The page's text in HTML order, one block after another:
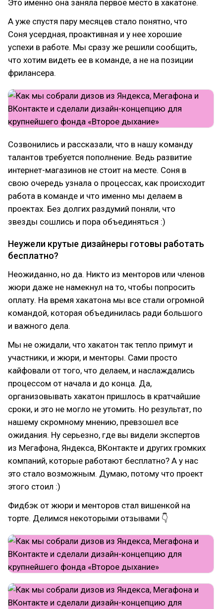
Это именно она заняла первое место в хакатоне.
А уже спустя пару месяцев стало понятно, что
Соня усердная, проактивная и у нее хорошие
успехи в работе. Мы сразу же решили сообщить,
что хотим видеть ее в команде, а не на позиции
фрилансера.
Созвонились и рассказали, что в нашу команду
талантов требуется пополнение. Ведь развитие
интернет-магазинов не стоит на месте. Соня в
свою очередь узнала о процессах, как происходит
работа в команде и что именно мы делаем в
проектах. Без долгих раздумий поняли, что
звезды сошлись и пора объединяться :)
Неужели крутые дизайнеры готовы работать
бесплатно?
Неожиданно, но да. Никто из менторов или членов
жюри даже не намекнул на то, чтобы попросить
оплату. На время хакатона мы все стали огромной
командой, которая объединилась ради большого
и важного дела.
Мы не ожидали, что хакатон так тепло примут и
участники, и жюри, и менторы. Сами просто
кайфовали от того, что делаем, и наслаждались
процессом от начала и до конца. Да,
организовывать хакатон пришлось в кратчайшие
сроки, и это не могло не утомить. Но результат, по
нашему скромному мнению, превзошел все
ожидания. Ну серьезно, где вы видели экспертов
из Мегафона, Яндекса, ВКонтакте и других громких
компаний, которые работают бесплатно? А у нас
это стало возможным. Думаю, потому что проект
этого стоил :)
Фидбэк от жюри и менторов стал вишенкой на
торте. Делимся некоторыми отзывами 👇